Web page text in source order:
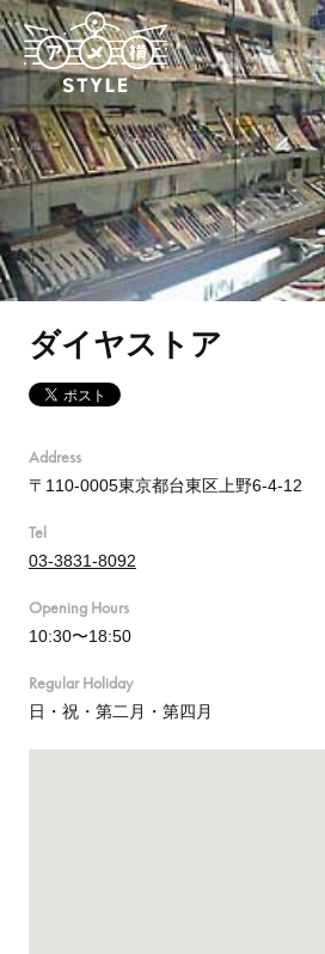
ダイヤストア
Address
〒110-0005東京都台東区上野6-4-12
Tel
03-3831-8092
Opening Hours
10:30〜18:50
Regular Holiday
日・祝・第二月・第四月